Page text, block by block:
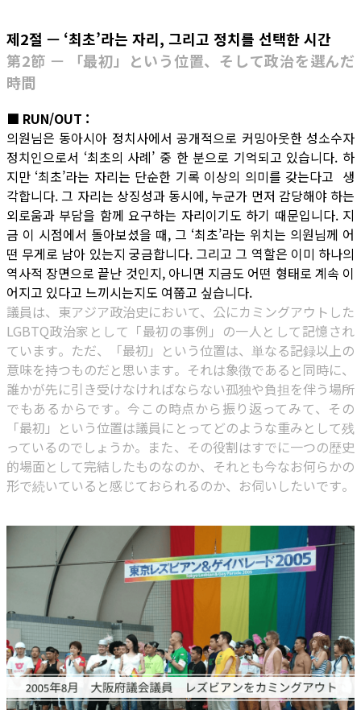
제2절 — ‘최초’라는 자리, 그리고 정치를 선택한 시간
第2節 — 「最初」という位置、そして政治を選んだ
時間
■ RUN/OUT :
의원님은 동아시아 정치사에서 공개적으로 커밍아웃한 성소수자
정치인으로서 ‘최초의 사례’ 중 한 분으로 기억되고 있습니다. 하
지만 ‘최초’라는 자리는 단순한 기록 이상의 의미를 갖는다고 생
각합니다. 그 자리는 상징성과 동시에, 누군가 먼저 감당해야 하는
외로움과 부담을 함께 요구하는 자리이기도 하기 때문입니다. 지
금 이 시점에서 돌아보셨을 때, 그 ‘최초’라는 위치는 의원님께 어
떤 무게로 남아 있는지 궁금합니다. 그리고 그 역할은 이미 하나의
역사적 장면으로 끝난 것인지, 아니면 지금도 어떤 형태로 계속 이
어지고 있다고 느끼시는지도 여쭙고 싶습니다.
議員は、東アジア政治史において、公にカミングアウトした
LGBTQ政治家として「最初の事例」の一人として記憶され
ています。ただ、「最初」という位置は、単なる記録以上の
意味を持つものだと思います。それは象徴であると同時に、
誰かが先に引き受けなければならない孤独や負担を伴う場所
でもあるからです。今この時点から振り返ってみて、その
「最初」という位置は議員にとってどのような重みとして残
っているのでしょうか。また、その役割はすでに一つの歴史
的場面として完結したものなのか、それとも今なお何らかの
形で続いていると感じておられるのか、お伺いしたいです。